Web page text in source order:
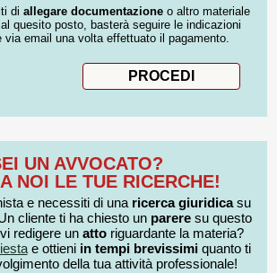
di allegare documentazione o altro materiale
quesito posto, basterà seguire le indicazioni
via email una volta effettuato il pagamento.
UN AVVOCATO?
NOI LE TUE RICERCHE!
e necessiti di una ricerca giuridicasu
cliente ti ha chiesto un pareresu questo
redigere un atto riguardante la materia?
e ottieni in tempi brevissimiquanto ti
della tua attività professionale!